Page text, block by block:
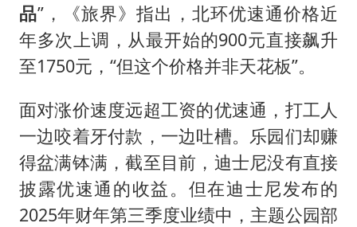
品”，《旅界》指出，北环优速通价格近
年多次上调，从最开始的900元直接飙升
至1750元，“但这个价格并非天花板”。
面对涨价速度远超工资的优速通，打工人
一边咬着牙付款，一边吐槽。乐园们却赚
得盆满钵满，截至目前，迪士尼没有直接
披露优速通的收益。但在迪士尼发布的
2025年财年第三季度业绩中，主题公园部